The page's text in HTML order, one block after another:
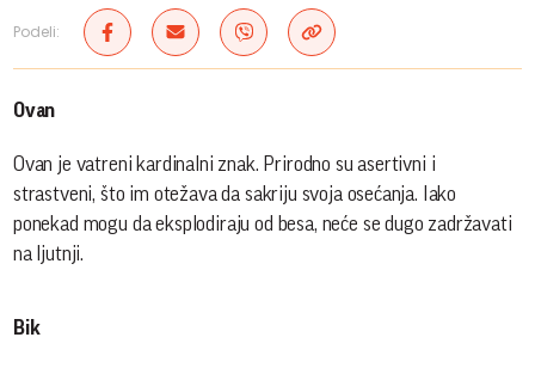
Podeli:
Ovan
Ovan je vatreni kardinalni znak. Prirodno su asertivni i
strastveni, što im otežava da sakriju svoja osećanja. Iako
ponekad mogu da eksplodiraju od besa, neće se dugo zadržavati
na ljutnji.
Bik